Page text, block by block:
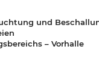
und
– Vorhalle